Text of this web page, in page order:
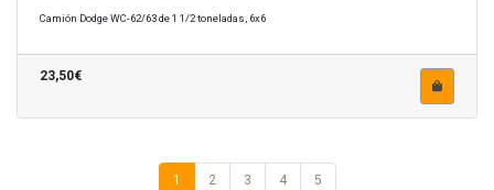
Camión Dodge WC-62/63 de 1 1/2 toneladas, 6x6
23,50€
1 2 3 4 5